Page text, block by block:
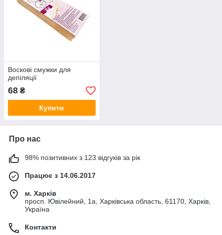
Воскові смужки для
депіляції
68 ₴
Купити
Про нас
98% позитивних з 123 відгуків за рік
Працює з 14.06.2017
м. Харків
просп. Ювілейний, 1а, Харківська область, 61170, Харків,
Україна
Контакти